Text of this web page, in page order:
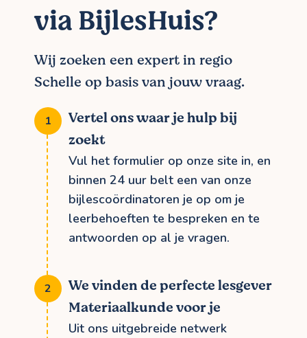
via BijlesHuis?
Wij zoeken een expert in regio
Schelle op basis van jouw vraag.
Vertel ons waar je hulp bij
zoekt
Vul het formulier op onze site in, en
binnen 24 uur belt een van onze
bijlescoördinatoren je op om je
leerbehoeften te bespreken en te
antwoorden op al je vragen.
We vinden de perfecte lesgever
Materiaalkunde voor je
Uit ons uitgebreide netwerk